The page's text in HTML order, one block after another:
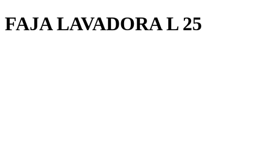
FAJA LAVADORA L 25